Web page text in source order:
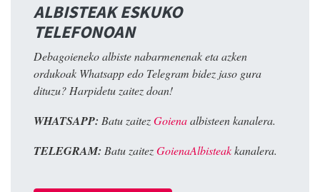
ALBISTEAK ESKUKO
TELEFONOAN
Debagoieneko albiste nabarmenenak eta azken
ordukoak Whatsapp edo Telegram bidez jaso gura
dituzu? Harpidetu zaitez doan!
WHATSAPP: Batu zaitezGoienaalbisteen kanalera.
TELEGRAM: Batu zaitezGoienaAlbisteakkanalera.